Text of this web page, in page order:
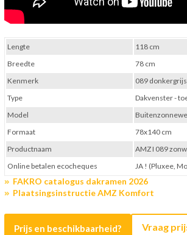
FAKRO catalogus dakramen 2026
Plaatsingsinstructie AMZ Komfort
Prijs en beschikbaarheid?
Vraag
Lengte
118 cm
Breedte
78 cm
Kenmerk
089 donkergrijs
Type
Dakvenster -
Model
Formaat
78x140 cm
Productnaam
AMZ I 089
Online betalen ecocheques
JA ! (Pluxee,